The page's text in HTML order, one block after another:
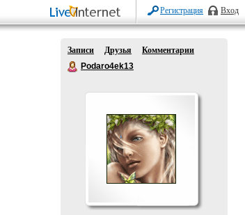
Регистрация Вход
Записи Друзья
Комментарии
Podaro4ek13